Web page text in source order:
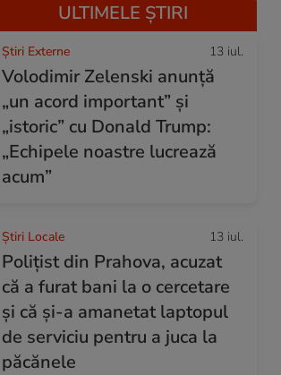
ULTIMELE ȘTIRI
Știri Externe 13 iul.
Volodimir Zelenski anunță
„un acord important” și
„istoric” cu Donald Trump:
„Echipele noastre lucrează
acum”
Știri Locale 13 iul.
Polițist din Prahova, acuzat
că a furat bani la o cercetare
și că și-a amanetat laptopul
de serviciu pentru a juca la
păcănele